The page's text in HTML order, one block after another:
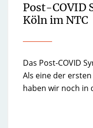
Post-COVID
Köln im NTC
Das Post-COVID
Als eine der
haben wir noch in